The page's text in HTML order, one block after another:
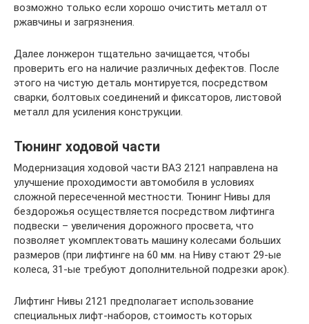
возможно только если хорошо очистить металл от
ржавчины и загрязнения.
Далее лонжерон тщательно зачищается, чтобы
проверить его на наличие различных дефектов. После
этого на чистую деталь монтируется, посредством
сварки, болтовых соединений и фиксаторов, листовой
металл для усиления конструкции.
Тюнинг ходовой части
Модернизация ходовой части ВАЗ 2121 направлена на
улучшение проходимости автомобиля в условиях
сложной пересеченной местности. Тюнинг Нивы для
бездорожья осуществляется посредством лифтинга
подвески – увеличения дорожного просвета, что
позволяет укомплектовать машину колесами больших
размеров (при лифтинге на 60 мм. на Ниву стают 29-ые
колеса, 31-ые требуют дополнительной подрезки арок).
Лифтинг Нивы 2121 предполагает использование
специальных лифт-наборов, стоимость которых